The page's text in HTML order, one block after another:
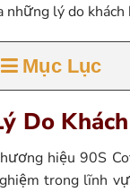
những lý do
Mục Lục
Do
hiệu 90S
trong lĩnh